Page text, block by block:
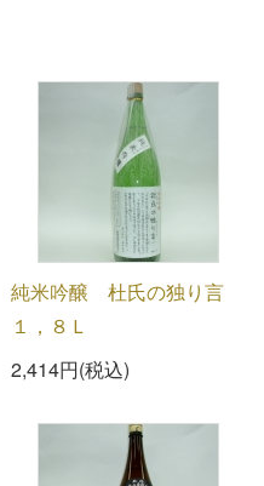
純米吟醸 杜氏の独り言
１，８Ｌ
2,414円(税込)